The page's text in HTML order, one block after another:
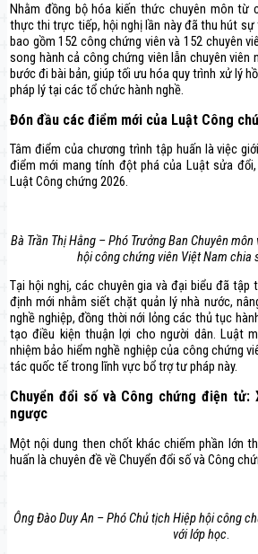
Nhằm đồng bộ hóa kiến thức chuyên môn từ
thực thi trực tiếp, hội nghị lần này đã thu hút sự
bao gồm 152 công chứng viên và 152 chuyên
song hành cả công chứng viên lẫn chuyên viên
bước đi bài bản, giúp tối ưu hóa quy trình xử lý
pháp lý tại các tổ chức hành nghề.
Đón đầu các điểm mới của Luật Công
Tâm điểm của chương trình tập huấn là việc
điểm mới mang tính đột phá của Luật sửa
Luật Công chứng 2026.
Bà Trần Thị Hằng – Phó Trưởng Ban Chuyên
hội công chứng viên Việt Nam chia
Tại hội nghị, các chuyên gia và đại biểu đã tập
định mới nhằm siết chặt quản lý nhà nước,
nghề nghiệp, đồng thời nới lỏng các thủ tục
tạo điều kiện thuận lợi cho người dân. Luật
nhiệm bảo hiểm nghề nghiệp của công chứng
tác quốc tế trong lĩnh vực bổ trợ tư pháp này.
Chuyển đổi số và Công chứng điện tử:
ngược
Một nội dung then chốt khác chiếm phần lớn
huấn là chuyên đề về Chuyển đổi số và Công
Ông Đào Duy An – Phó Chủ tịch Hiệp hội công
với lớp học.